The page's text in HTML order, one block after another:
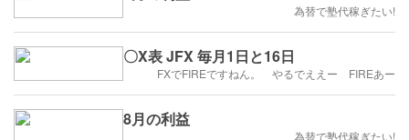
為替で塾代稼ぎたい!
〇X表 JFX 毎月1日と16日
FXでFIREですねん。 やるでええー FIREあー
8月の利益
為替で塾代稼ぎたい!